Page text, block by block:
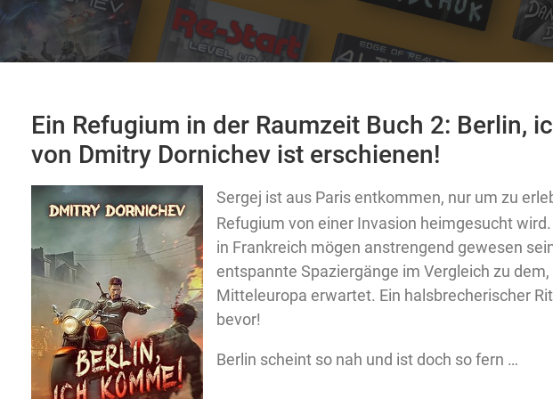
Ein Refugium in der Raumzeit Buch 2: Berlin,
von Dmitry Dornichev ist erschienen!
Sergej ist aus Paris entkommen, nur um zu
Refugium von einer Invasion heimgesucht
in Frankreich mögen anstrengend gewesen
entspannte Spaziergänge im Vergleich zu
Mitteleuropa erwartet. Ein halsbrecherischer
bevor!
Berlin scheint so nah und ist doch so fern …
Facebook
Twitter